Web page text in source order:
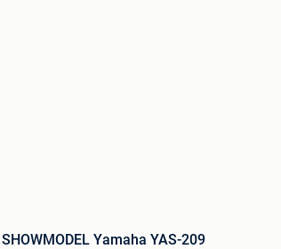
SHOWMODEL Yamaha YAS-209